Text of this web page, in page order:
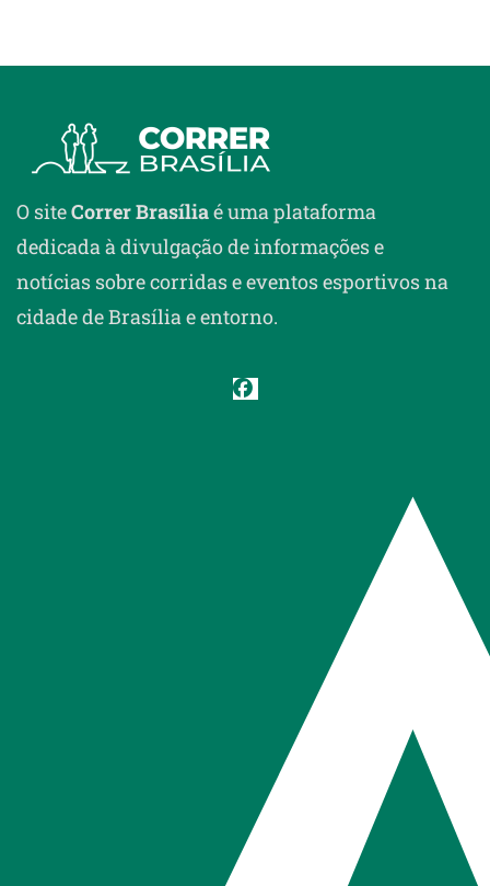
O siteCorrer Brasíliaé uma plataforma
dedicada à divulgação de informações e
notícias sobre corridas e eventos esportivos na
cidade de Brasília e entorno.